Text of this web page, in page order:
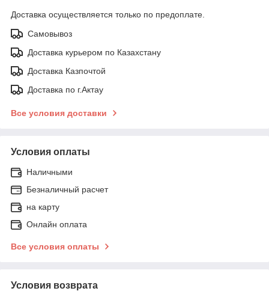
Доставка осуществляется только по предоплате.
Самовывоз
Доставка курьером по Казахстану
Доставка Казпочтой
Доставка по г.Актау
Все условия доставки
Условия оплаты
Наличными
Безналичный расчет
на карту
Онлайн оплата
Все условия оплаты
Условия возврата